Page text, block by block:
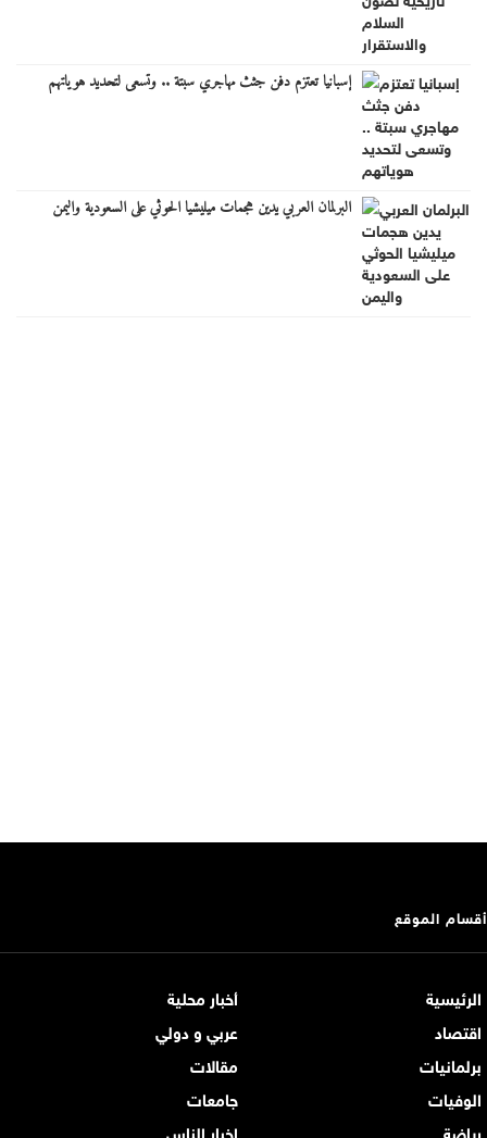
إسبانيا تعتزم دفن جثث مهاجري سبتة .. وتسعى لتحديد هوياتهم
البرلمان العربي يدين هجمات ميليشيا الحوثي على السعودية واليمن
أقسام الموقع
الرئيسية
أخبار محلية
اقتصاد
عربي و دولي
برلمانيات
مقالات
الوفيات
جامعات
رياضة
اخبار الناس